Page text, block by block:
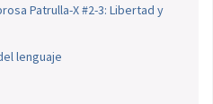
Patrulla-X #2-3: Libertad y
lenguaje